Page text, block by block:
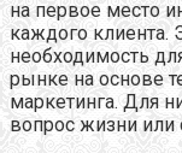
на первое место
каждого клиента.
необходимость
рынке на основе
маркетинга. Для
вопрос жизни или